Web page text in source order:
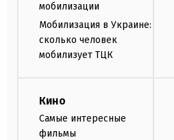
мобилизации
Мобилизация в Украине:
сколько человек
мобилизует ТЦК
Кино
Самые интересные
фильмы